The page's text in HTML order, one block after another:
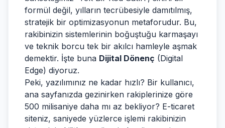
formül değil, yılların tecrübesiyle damıtılmış,
stratejik bir optimizasyonun metaforudur. Bu,
rakibinizin sistemlerinin boğuştuğu karmaşayı
ve teknik borcu tek bir akılcı hamleyle aşmak
demektir. İşte buna Dijital Dönenç (Digital
Edge) diyoruz.
Peki, yazılımınız ne kadar hızlı? Bir kullanıcı,
ana sayfanızda gezinirken rakiplerinize göre
500 milisaniye daha mı az bekliyor? E-ticaret
siteniz, saniyede yüzlerce işlemi rakibinizin